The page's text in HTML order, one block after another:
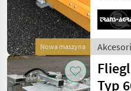
Nowa maszyna
Fliegl
Typ